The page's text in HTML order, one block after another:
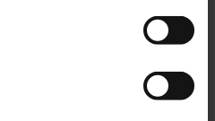
Polisept VET S opatrunek 1